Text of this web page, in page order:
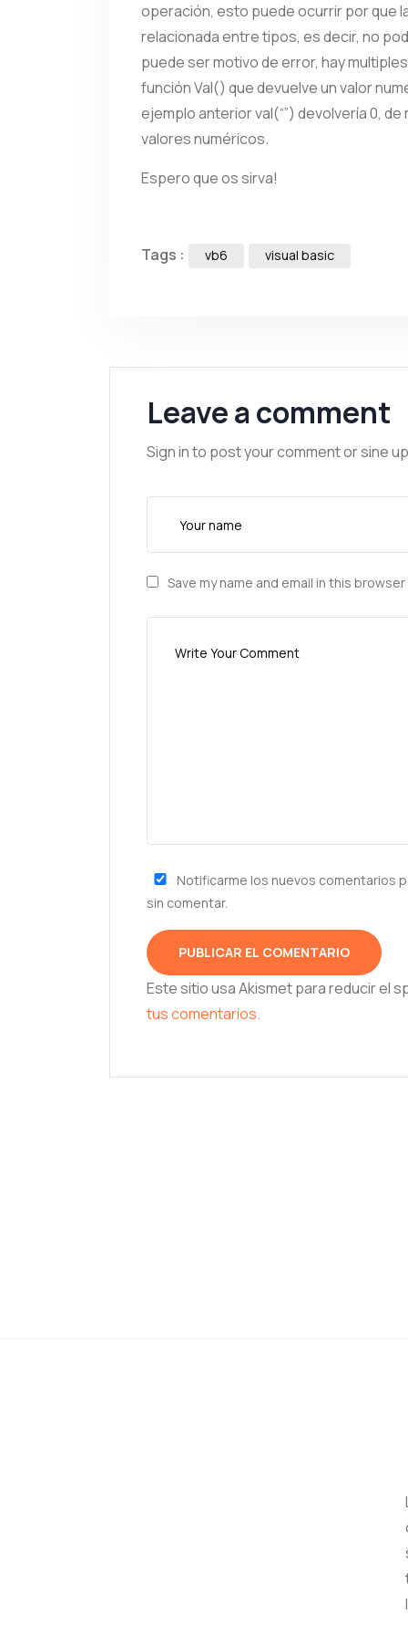
operación, esto puede ocurrir por que
relacionada entre tipos, es decir, no
puede ser motivo de error, hay
función Val() que devuelve un valor
ejemplo anterior val(“”) devolvería 0,
valores numéricos.
Espero que os sirva!
Tags : vb6 visual basic
Leave a comment
Sign in to post your comment or sine
Save my name and email in this
Notificarme los nuevos comentarios
sin comentar.
Este sitio usa Akismet para reducir el
tus comentarios.